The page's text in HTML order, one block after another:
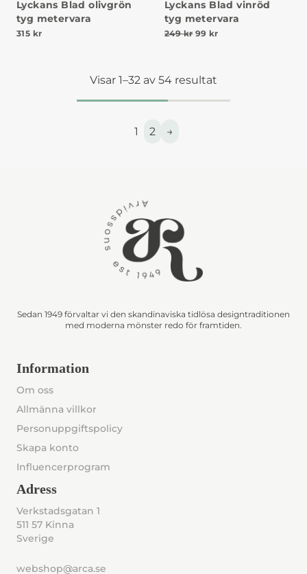
Lyckans Blad olivgrön
tyg metervara
315 kr
Lyckans Blad vinröd
tyg metervara
249kr Det ursprungliga priset
99 krDet nuvarande
Visar 1–32 av 54 resultat
1 2 →
Sedan 1949 förvaltar vi den skandinaviska tidlösa designtraditionen
med moderna mönster redo för framtiden.
Information
Om oss
Allmänna villkor
Personuppgiftspolicy
Skapa konto
Influencerprogram
Adress
Verkstadsgatan 1
511 57 Kinna
Sverige
webshop@arca.se